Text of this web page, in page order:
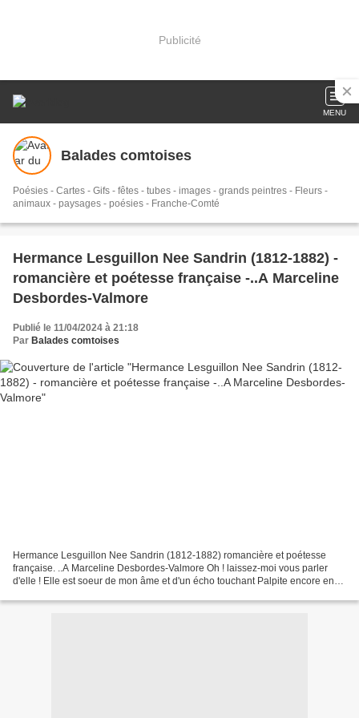
Publicité
MENU
Balades comtoises
Poésies - Cartes - Gifs - fêtes - tubes - images - grands peintres - Fleurs -
animaux - paysages - poésies - Franche-Comté
Hermance Lesguillon Nee Sandrin (1812-1882) -
romancière et poétesse française -..A Marceline
Desbordes-Valmore
Publié le 11/04/2024 à 21:18
Par Balades comtoises
Hermance Lesguillon Nee Sandrin (1812-1882) romancière et poétesse
française. ..A Marceline Desbordes-Valmore Oh ! laissez-moi vous parler
d'elle ! Elle est soeur de mon âme et d'un écho touchant Palpite encore en